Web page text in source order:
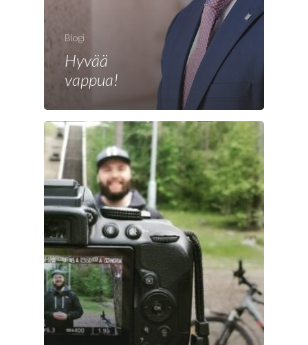
Blogi
Hyvää
vappua!
Joonas
Vaalit
Blogi
Osallistu
EN
RU